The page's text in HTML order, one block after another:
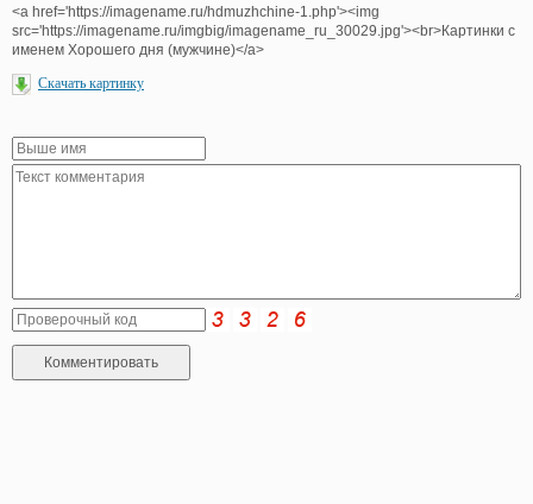
<a href='https://imagename.ru/hdmuzhchine-1.php'><img
src='https://imagename.ru/imgbig/imagename_ru_30029.jpg'><br>Картинки с
именем Хорошего дня (мужчине)</a>
Скачать картинку